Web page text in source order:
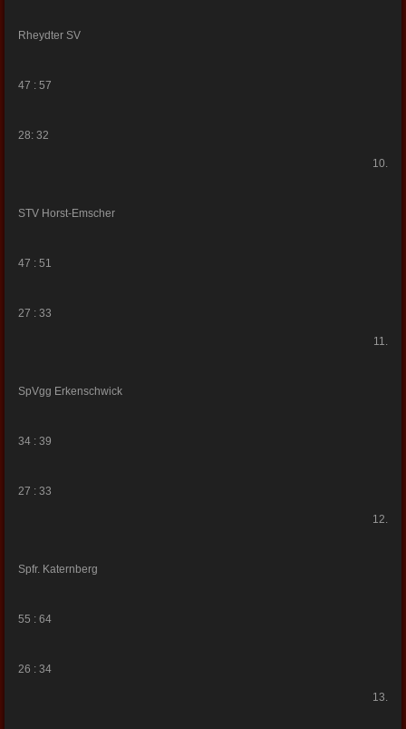
Rheydter SV
47 : 57
28: 32
10.
STV Horst-Emscher
47 : 51
27 : 33
11.
SpVgg Erkenschwick
34 : 39
27 : 33
12.
Spfr. Katernberg
55 : 64
26 : 34
13.